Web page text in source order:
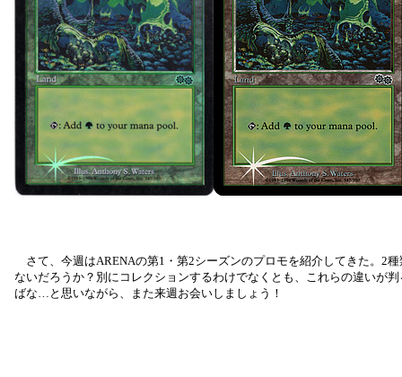
さて、今週はARENAの第1・第2シーズンのプロモを紹介してきた。2
ないだろうか？別にコレクションするわけでなくとも、これらの違いが
ばな…と思いながら、また来週お会いしましょう！